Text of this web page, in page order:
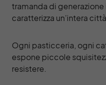
tramanda di
caratterizza un’intera città.
Ogni pasticceria, ogni
espone piccole
resistere.